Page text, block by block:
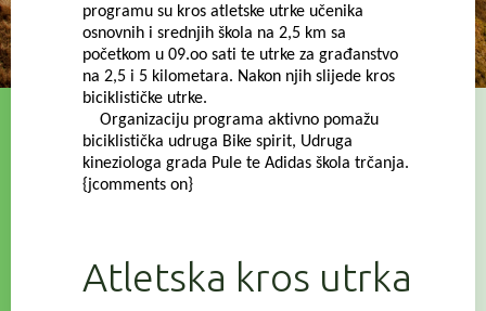
programu su kros atletske utrke učenika
osnovnih i srednjih škola na 2,5 km sa
početkom u 09.oo sati te utrke za građanstvo
na 2,5 i 5 kilometara. Nakon njih slijede kros
biciklističke utrke.
Organizaciju programa aktivno pomažu
biciklistička udruga Bike spirit, Udruga
kineziologa grada Pule te Adidas škola trčanja.
{jcomments on}
Atletska kros utrka